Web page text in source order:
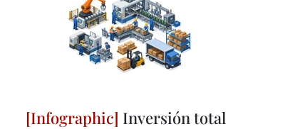
Inversión total